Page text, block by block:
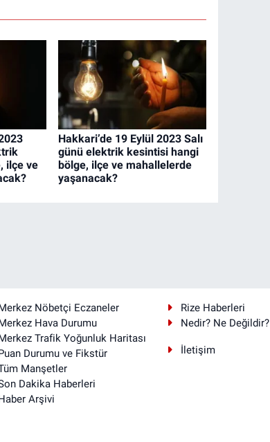
ilçe ve
Hakkari’de 19 Eylül 2023 Salı
günü elektrik kesintisi hangi
bölge, ilçe ve mahallelerde
yaşanacak?
Nöbetçi Eczaneler
Hava Durumu
Trafik Yoğunluk Haritası
Durumu ve Fikstür
Manşetler
Dakika Haberleri
Arşivi
Rize Haberleri
Nedir? Ne Değildir?
İletişim